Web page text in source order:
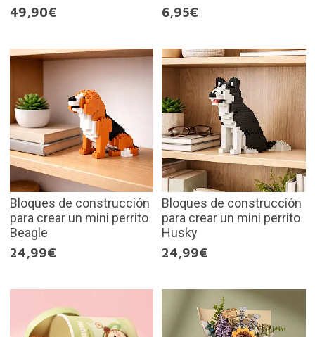
49,90€
6,95€
Bloques de construcción
para crear un mini perrito
Beagle
24,99€
Bloques de construcción
para crear un mini perrito
Husky
24,99€